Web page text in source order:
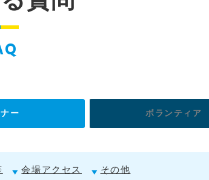
ー ボランティア
会場アクセス その他